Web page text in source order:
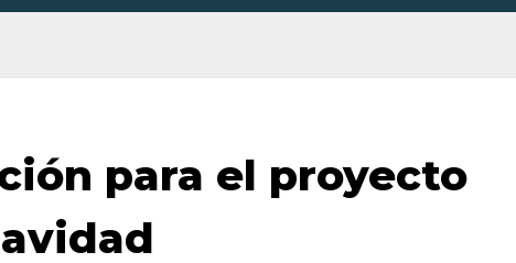
para el proyecto